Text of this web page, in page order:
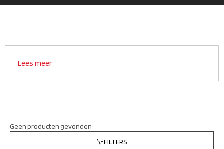
Lees meer
Geen producten gevonden
FILTERS